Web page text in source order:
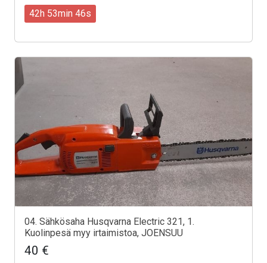
42h 53min 44s
04. Sähkösaha Husqvarna Electric 321, 1.
Kuolinpesä myy irtaimistoa, JOENSUU
40 €